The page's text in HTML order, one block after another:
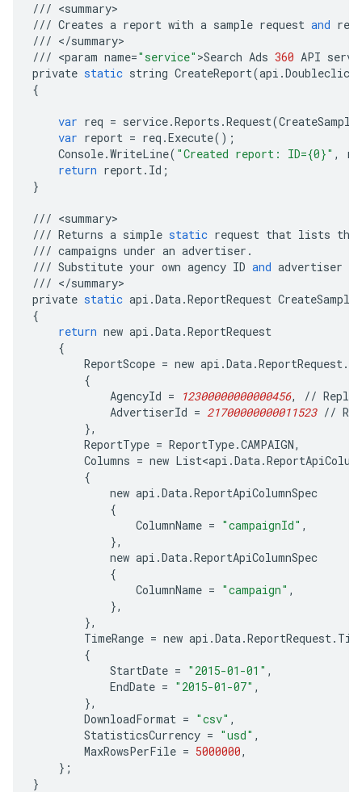
/// <summary
/// Creates a report with a sample request and
/// </summary
/// <param name="service" >Search Ads 360 API
private static string CreateReport(api .
{
var req = service.Reports .Request(
var report = req .Execute();
Console.WriteLine( "Created report: ID={0}" ,
return report. Id ;
}
/// <summary
/// Returns a simple static request that lists the
/// campaigns under an advertiser .
/// Substitute your own agency ID and advertiser
/// </summary
private static api .Data.ReportRequest
{
return new api .Data.ReportRequest
{
ReportScope = new api .Data.ReportRequest.
{
AgencyId = 12300000000000456, //
AdvertiserId = 21700000000011523 //
},
ReportType = ReportType.CAMPAIGN,
Columns = new List<api .Data.
{
new api .Data.ReportApiColumnSpec
{
ColumnName = "campaignId" ,
},
new api .Data.ReportApiColumnSpec
{
ColumnName = "campaign" ,
},
},
TimeRange = new api .Data.ReportRequest.
{
StartDate = "2015-01-01" ,
EndDate = "2015-01-07" ,
},
DownloadFormat = "csv" ,
StatisticsCurrency = "usd" ,
MaxRowsPerFile = 5000000,
};
}